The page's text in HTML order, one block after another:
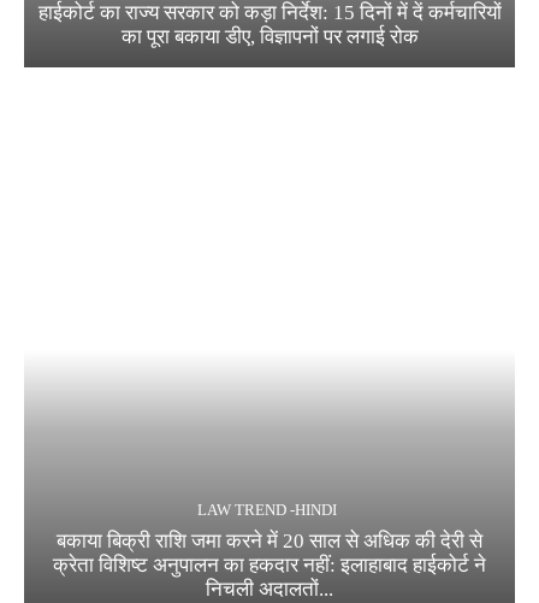
हाईकोर्ट का राज्य सरकार को कड़ा निर्देश: 15 दिनों में दें कर्मचारियों
का पूरा बकाया डीए, विज्ञापनों पर लगाई रोक
LAW TREND -HINDI
बकाया बिक्री राशि जमा करने में 20 साल से अधिक की देरी से
क्रेता विशिष्ट अनुपालन का हकदार नहीं: इलाहाबाद हाईकोर्ट ने
निचली अदालतों...